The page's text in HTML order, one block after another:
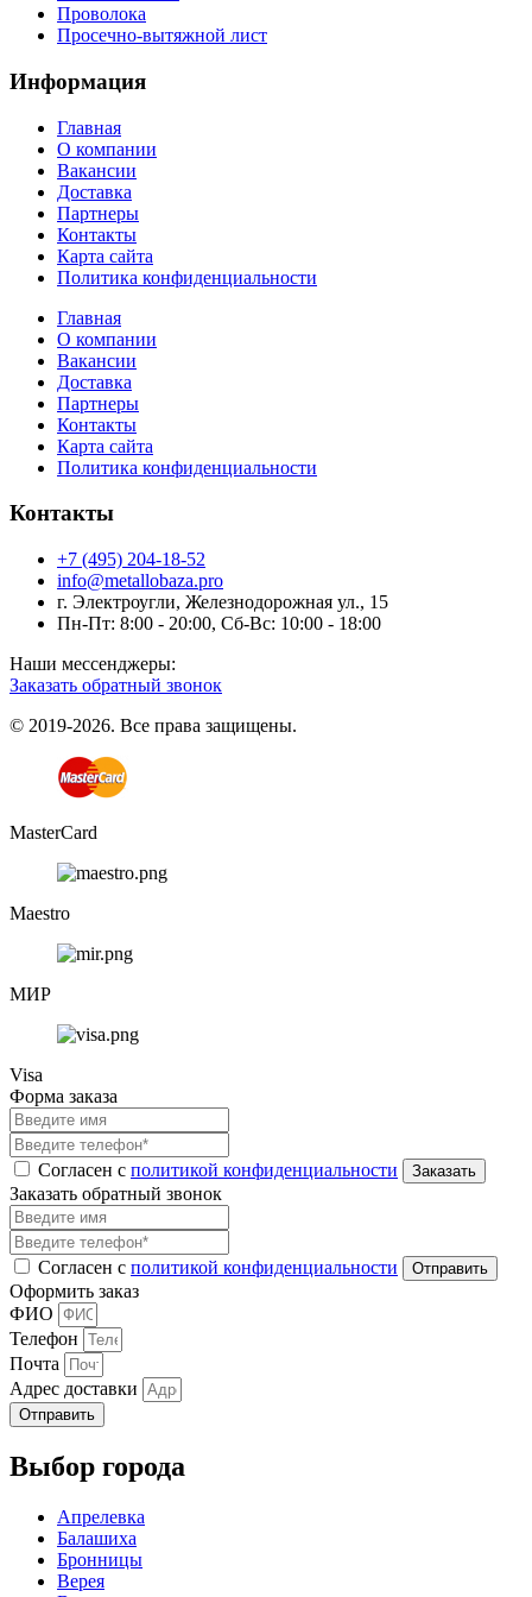
Проволока
Просечно-вытяжной лист
Информация
Главная
О компании
Вакансии
Доставка
Партнеры
Контакты
Карта сайта
Политика конфиденциальности
Главная
О компании
Вакансии
Доставка
Партнеры
Контакты
Карта сайта
Политика конфиденциальности
Контакты
+7 (495) 204-18-52
info@metallobaza.pro
г. Электроугли, Железнодорожная ул., 15
Пн-Пт: 8:00 - 20:00, Сб-Вс: 10:00 - 18:00
Наши мессенджеры:
Заказать обратный звонок
© 2019-2026. Все права защищены.
MasterCard
Maestro
МИР
Visa
Форма заказа
Согласен с политикой конфиденциальности
Заказать обратный звонок
Согласен с политикой конфиденциальности
Оформить заказ
ФИО
Телефон
Почта
Адрес доставки
Отправить
Выбор города
Апрелевка
Балашиха
Бронницы
Верея